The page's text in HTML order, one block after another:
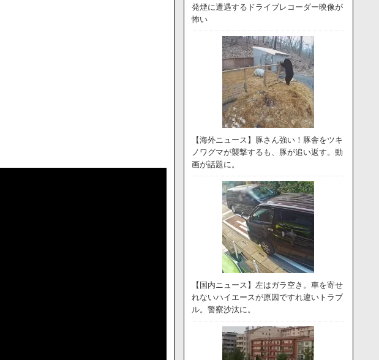
発煙に遭遇するドライブレコーダー映像が
怖い
【海外ニュース】豚さん強い！豚舎をツキ
ノワグマが襲撃するも、豚が追い返す。動
画が話題に。
【国内ニュース】左はガラ空き。車を寄せ
れないハイエースが原因ですれ違いトラブ
ル。警察沙汰に。